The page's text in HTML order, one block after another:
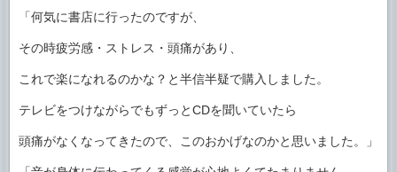
「何気に書店に行ったのですが、
その時疲労感・ストレス・頭痛があり、
これで楽になれるのかな？と半信半疑で購入しました。
テレビをつけながらでもずっとCDを聞いていたら
頭痛がなくなってきたので、このおかげなのかと思いました。」